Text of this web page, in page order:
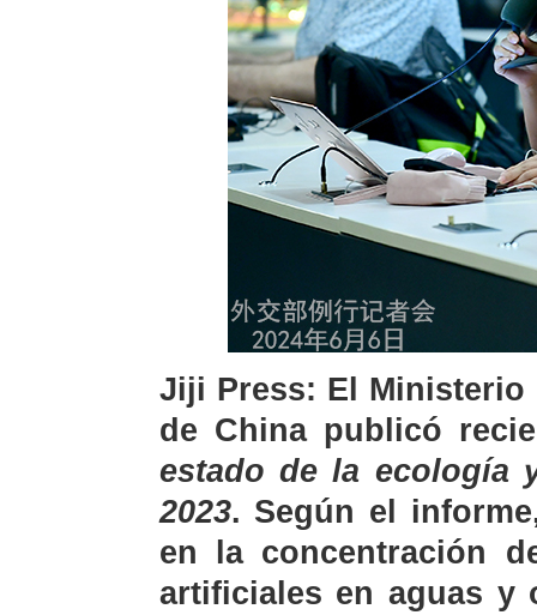
Jiji Press: El Ministerio
de China publicó
estado de la ecología
2023. Según el
en la concentración
artificiales en aguas y